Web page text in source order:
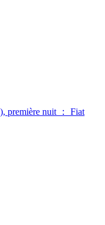
première nuit ： Fiat